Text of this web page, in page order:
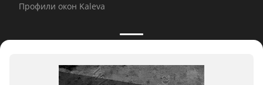
Профили окон Kaleva
Принимаем к оплате: